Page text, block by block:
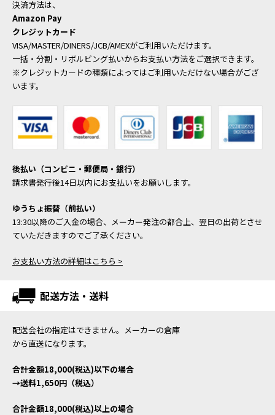
決済方法は、
Amazon Pay
クレジットカード
VISA/MASTER/DINERS/JCB/AMEXがご利用いただけます。
一括・分割・リボルビング払いからお支払い方法をご選択できます。
※クレジットカードの種類によってはご利用いただけない場合がござ
います。
後払い（コンビニ・郵便局・銀行）
請求書発行後14日以内にお支払いをお願いします。
ゆうちょ振替（前払い）
13:30以降のご入金の場合、メーカー発注の都合上、翌日の出荷とさせ
ていただきますのでご了承ください。
お支払い方法の詳細はこちら >
配送方法・送料
配送会社の指定はできません。メーカーの倉庫
から直送になります。
合計金額18,000(税込)以下の場合
→送料1,650円（税込）
合計金額18,000(税込)以上の場合